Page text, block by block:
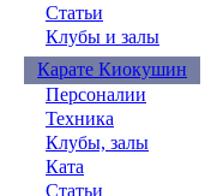
Статьи
Клубы и залы
Карате Киокушин
Персоналии
Техника
Клубы, залы
Ката
Статьи